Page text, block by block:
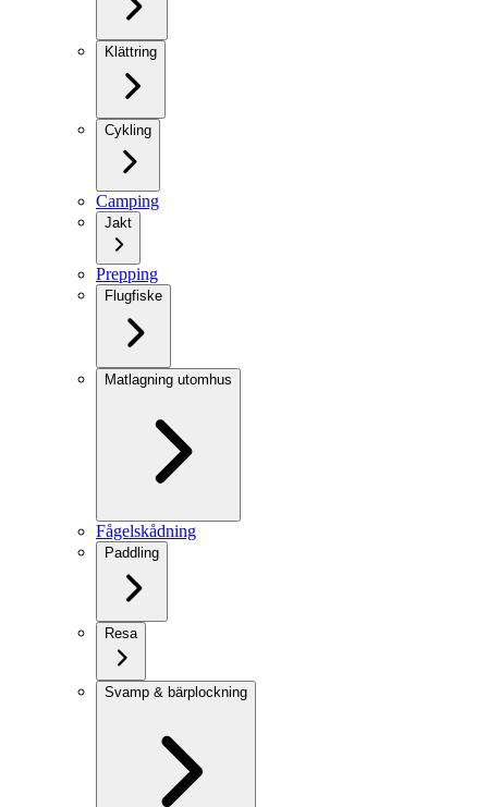
Klättring
Cykling
Camping
Jakt
Prepping
Flugfiske
Matlagning utomhus
Fågelskådning
Paddling
Resa
Svamp & bärplockning